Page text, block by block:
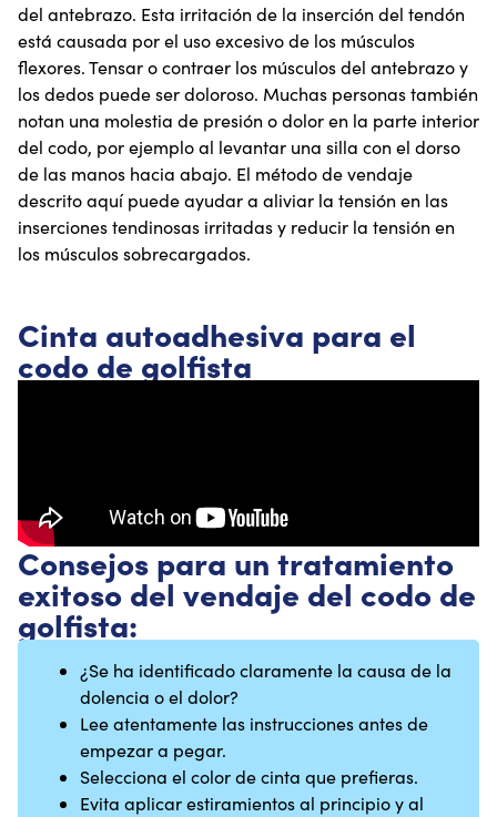
del antebrazo. Esta irritación de la inserción del tendón
está causada por el uso excesivo de los músculos
flexores. Tensar o contraer los músculos del antebrazo y
los dedos puede ser doloroso. Muchas personas también
notan una molestia de presión o dolor en la parte interior
del codo, por ejemplo al levantar una silla con el dorso
de las manos hacia abajo. El método de vendaje
descrito aquí puede ayudar a aliviar la tensión en las
inserciones tendinosas irritadas y reducir la tensión en
los músculos sobrecargados.
Cinta autoadhesiva para el
codo de golfista
Consejos para un tratamiento
exitoso del vendaje del codo de
golfista:
¿Se ha identificado claramente la causa de la
dolencia o el dolor?
Lee atentamente las instrucciones antes de
empezar a pegar.
Selecciona el color de cinta que prefieras.
Evita aplicar estiramientos al principio y al